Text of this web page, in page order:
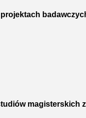
magisterskich